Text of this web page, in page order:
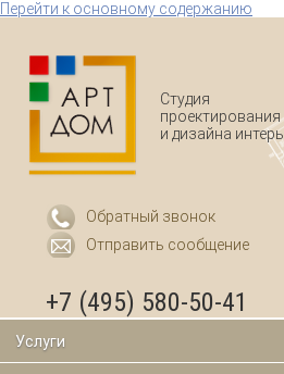
Перейти к основному содержанию
Студия
проектирования
и дизайна
Обратный звонок
Отправить сообщение
+7 (495) 580-50-41
Услуги